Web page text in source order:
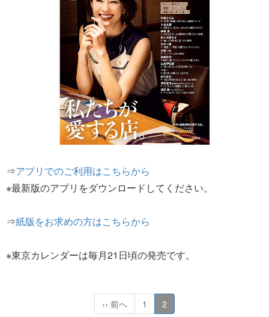
⇒アプリでのご利用はこちらから
※最新版のアプリをダウンロードしてください。
⇒紙版をお求めの方はこちらから
※東京カレンダーは毎月21日頃の発売です。
‹‹ 前へ 1 2